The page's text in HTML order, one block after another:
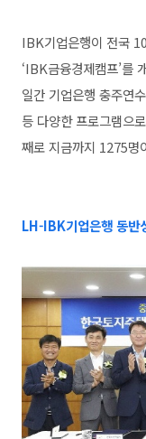
IBK기업은행이 전국
‘IBK금융경제캠프’를
일간 기업은행 충주연
등 다양한 프로그램으
째로 지금까지 1275명
LH-IBK기업은행 동반